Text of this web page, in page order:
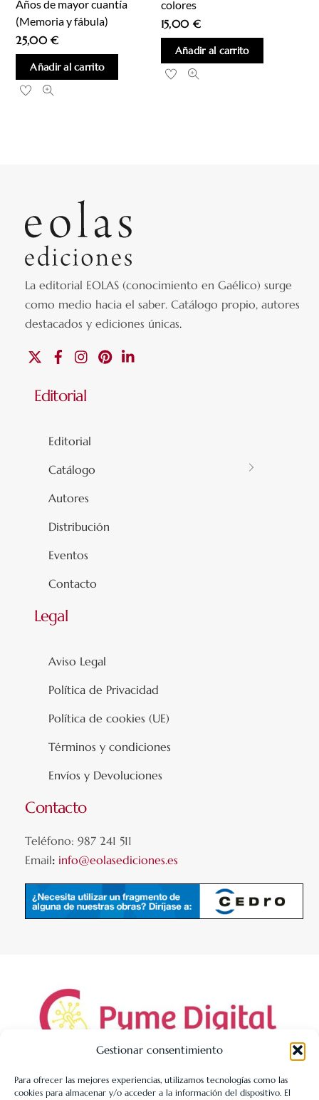
Gestionar consentimiento
Para ofrecer las mejores experiencias, utilizamos tecnologías como las
cookies para almacenar y/o acceder a la información del dispositivo. El
Años de mayor cuantía
(Memoria y fábula)
25,00€
Añadir al carrito
colores
15,00 €
Añadir al carrito
La editorial EOLAS (conocimiento en Gaélico) surge
como medio hacia el saber.Catálogo propio, autores
destacados y ediciones únicas.
FacebookInstagramPinterest
Editorial
Editorial
Catálogo
Autores
Distribución
Eventos
Contacto
Legal
Aviso Legal
Política de Privacidad
Política de cookies (UE)
Términos y condiciones
Envíos y Devoluciones
Contacto
Teléfono: 987 241 511
Email: info@eolasediciones.es
LIBRERÍA UNIVERSITARIA LEÓN 1980 SLL ha sido beneficiaria